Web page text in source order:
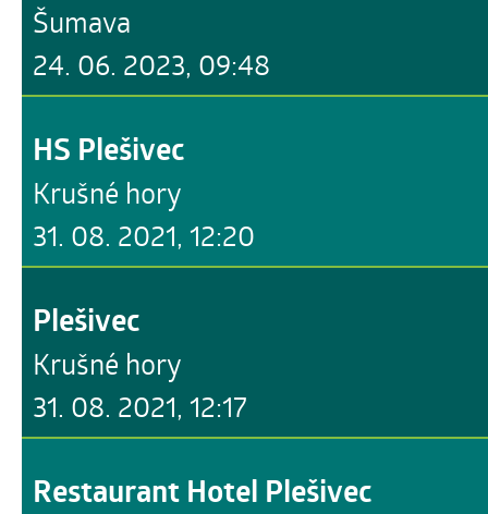
24. 06. 2023, 09:48
Šumava
31. 08. 2021, 12:20
HS Plešivec
Krušné hory
31. 08. 2021, 12:17
Plešivec
Krušné hory
Restaurant Hotel Plešivec